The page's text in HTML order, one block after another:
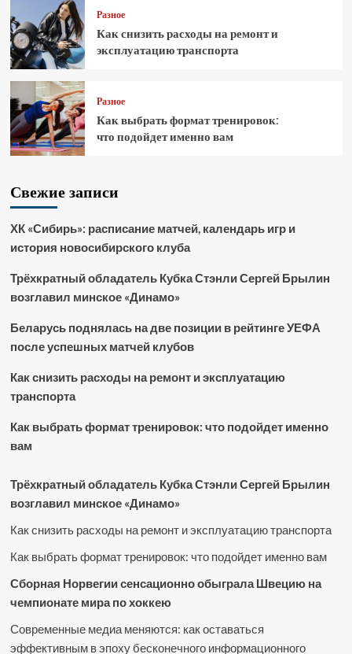
Разное
Как снизить расходы на ремонт и
эксплуатацию транспорта
Разное
Как выбрать формат тренировок:
что подойдет именно вам
Свежие записи
ХК «Сибирь»: расписание матчей, календарь игр и
история новосибирского клуба
Трёхкратный обладатель Кубка Стэнли Сергей Брылин
возглавил минское «Динамо»
Беларусь поднялась на две позиции в рейтинге УЕФА
после успешных матчей клубов
Как снизить расходы на ремонт и эксплуатацию
транспорта
Как выбрать формат тренировок: что подойдет именно
вам
Трёхкратный обладатель Кубка Стэнли Сергей Брылин
возглавил минское «Динамо»
Как снизить расходы на ремонт и эксплуатацию транспорта
Как выбрать формат тренировок: что подойдет именно вам
Сборная Норвегии сенсационно обыграла Швецию на
чемпионате мира по хоккею
Современные медиа меняются: как оставаться
эффективным в эпоху бесконечного информационного